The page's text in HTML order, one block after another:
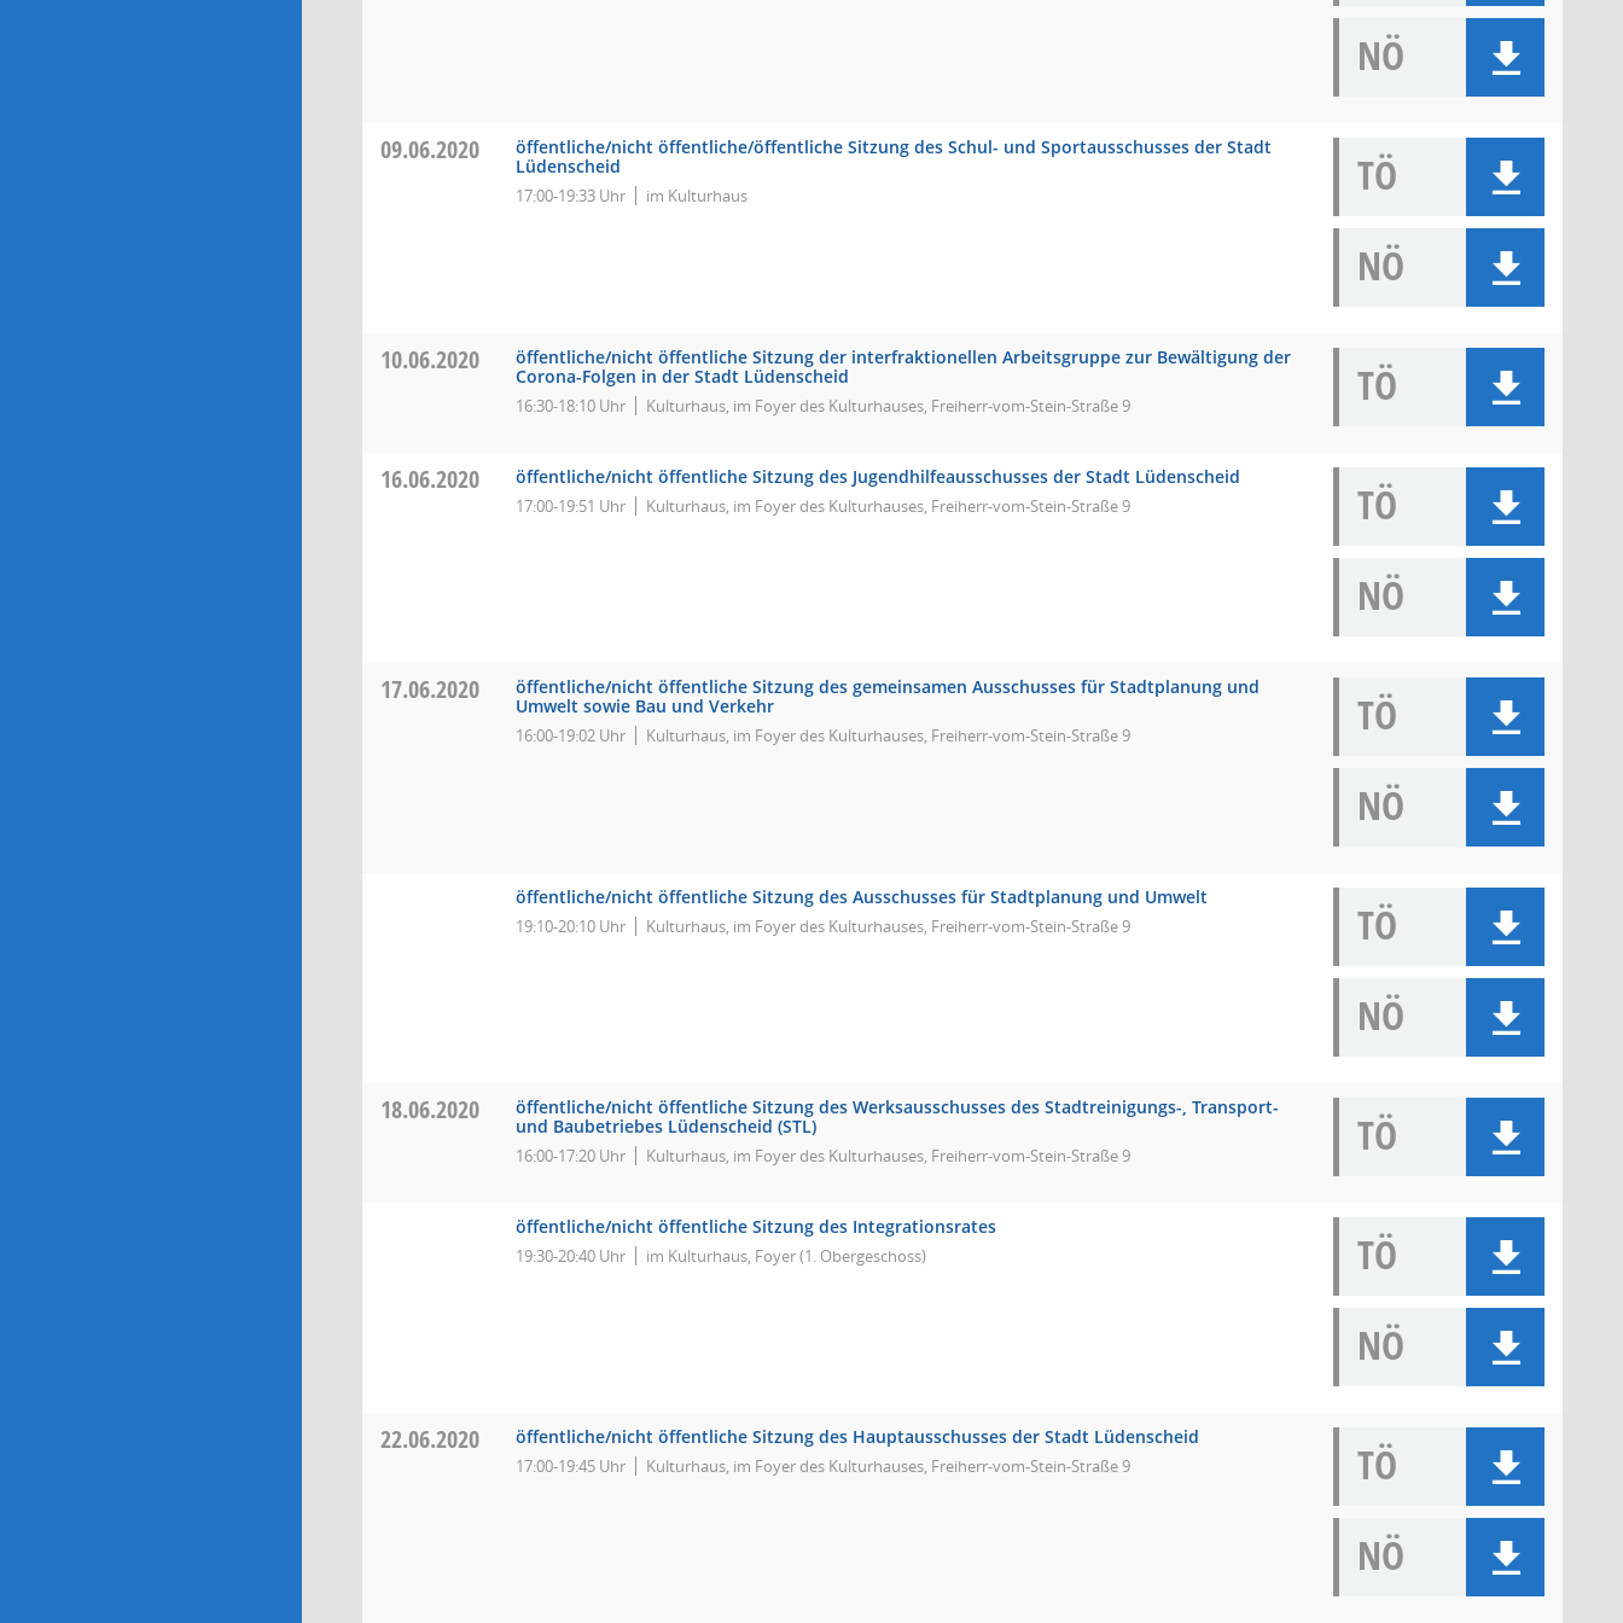
NÖ
09.06.2020
öffentliche/nicht öffentliche/öffentliche Sitzung des Schul- und Sportausschusses der Stadt
Lüdenscheid
17:00-19:33 Uhr im Kulturhaus
TÖ
NÖ
10.06.2020
öffentliche/nicht öffentliche Sitzung der interfraktionellen Arbeitsgruppe zur Bewältigung der
Corona-Folgen in der Stadt Lüdenscheid
16:30-18:10 Uhr Kulturhaus, im Foyer des Kulturhauses, Freiherr-vom-Stein-Straße 9 TÖ
16.06.2020 öffentliche/nicht öffentliche Sitzung des Jugendhilfeausschusses der Stadt Lüdenscheid
17:00-19:51 Uhr Kulturhaus, im Foyer des Kulturhauses, Freiherr-vom-Stein-Straße 9
TÖ
NÖ
17.06.2020
öffentliche/nicht öffentliche Sitzung des gemeinsamen Ausschusses für Stadtplanung und
Umwelt sowie Bau und Verkehr
16:00-19:02 Uhr Kulturhaus, im Foyer des Kulturhauses, Freiherr-vom-Stein-Straße 9
TÖ
NÖ
öffentliche/nicht öffentliche Sitzung des Ausschusses für Stadtplanung und Umwelt
19:10-20:10 Uhr Kulturhaus, im Foyer des Kulturhauses, Freiherr-vom-Stein-Straße 9
TÖ
NÖ
18.06.2020
öffentliche/nicht öffentliche Sitzung des Werksausschusses des Stadtreinigungs-, Transport-
und Baubetriebes Lüdenscheid (STL)
16:00-17:20 Uhr Kulturhaus, im Foyer des Kulturhauses, Freiherr-vom-Stein-Straße 9 TÖ
öffentliche/nicht öffentliche Sitzung des Integrationsrates
19:30-20:40 Uhr im Kulturhaus, Foyer (1. Obergeschoss)
TÖ
NÖ
22.06.2020 öffentliche/nicht öffentliche Sitzung des Hauptausschusses der Stadt Lüdenscheid
17:00-19:45 Uhr Kulturhaus, im Foyer des Kulturhauses, Freiherr-vom-Stein-Straße 9
TÖ
NÖ